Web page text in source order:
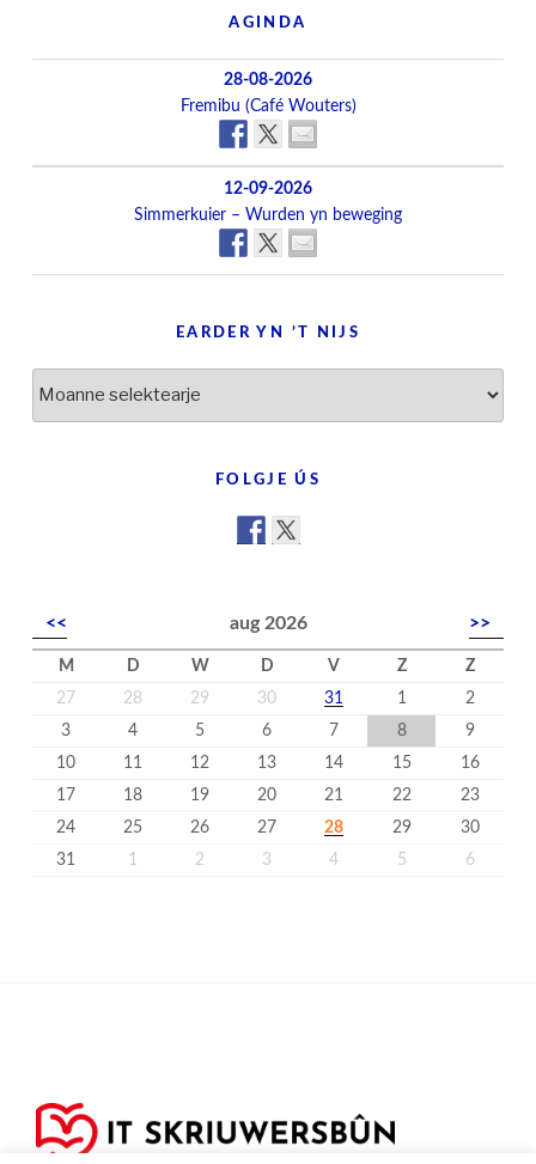
AGINDA
28-08-2026
Fremibu (Café Wouters)
12-09-2026
Simmerkuier – Wurden yn beweging
EARDER YN ’T NIJS
yn
FOLGJE ÚS
<< aug 2026 >>
M D W D V Z
Z
27
28 29 30 31 1
2
3
4 5 6 7 8
9
10
11 12 13 14 15
16
17
18 19 20 21 22
23
24
25 26 27 28 29
30
31
1 2 3 4 5 6